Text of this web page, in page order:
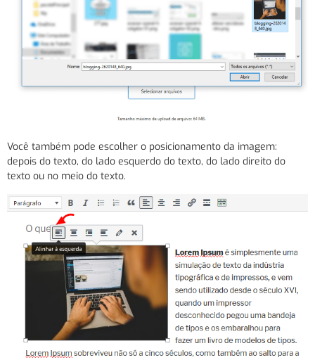
Você também pode escolher o posicionamento da imagem:
depois do texto, do lado esquerdo do texto, do lado direito do
texto ou no meio do texto.